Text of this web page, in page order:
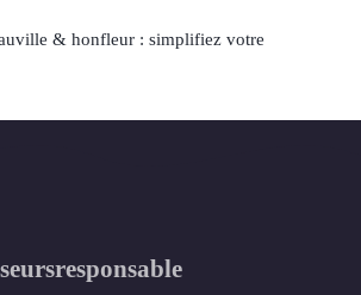
& honfleur : simplifiez votre